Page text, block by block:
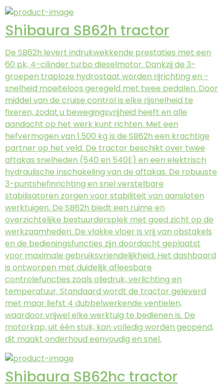
Shibaura SB62h tractor
De SB62h levert indrukwekkende prestaties met een
60 pk, 4-cilinder turbo dieselmotor. Dankzij de 3-
groepen traploze hydrostaat worden rijrichting en -
snelheid moeiteloos geregeld met twee pedalen. Door
middel van de cruise control is elke rijsnelheid te
fixeren, zodat u bewegingsvrijheid heeft en alle
aandacht op het werk kunt richten. Met een
hefvermogen van 1.500 kg is de SB62h een krachtige
partner op het veld. De tractor beschikt over twee
aftakas snelheden (540 en 540E) en een elektrisch
hydraulische inschakeling van de aftakas. De robuuste
3-puntshefinrichting en snel verstelbare
stabilisatoren zorgen voor stabiliteit van aansloten
werktuigen. De SB62h biedt een ruime en
overzichtelijke bestuurdersplek met goed zicht op de
werkzaamheden. De vlakke vloer is vrij van obstakels
en de bedieningsfuncties zijn doordacht geplaatst
voor maximale gebruiksvriendelijkheid. Het dashboard
is ontworpen met duidelijk afleesbare
controlefuncties zoals oliedruk, verlichting en
temperatuur. Standaard wordt de tractor geleverd
met maar liefst 4 dubbelwerkende ventielen,
waardoor vrijwel elke werktuig te bedienen is. De
motorkap, uit één stuk, kan volledig worden geopend,
dit maakt onderhoud eenvoudig en snel.
Shibaura SB62hc tractor